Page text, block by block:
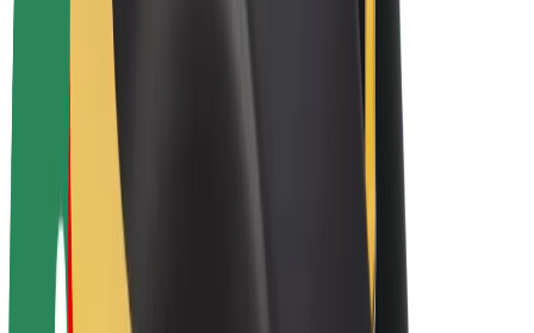
Bolt Food trgovci
Flote
Franšize
Karijere
O platformi Bolt
Održivost uz Bolt
Projekt nula